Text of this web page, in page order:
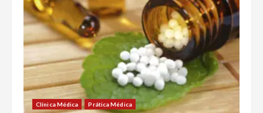
Clínica Médica Prática Médica